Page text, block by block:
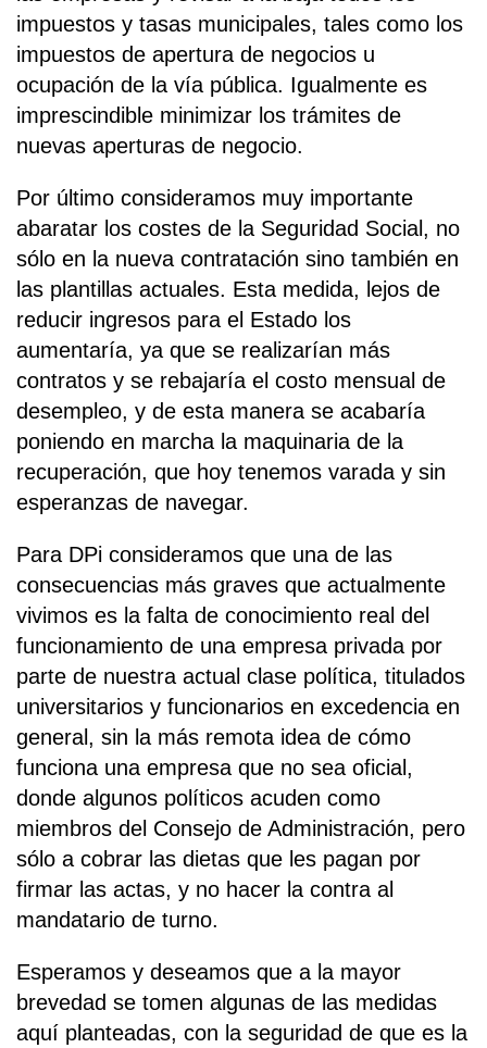
impuestos y tasas municipales, tales como los
impuestos de apertura de negocios u
ocupación de la vía pública. Igualmente es
imprescindible minimizar los trámites de
nuevas aperturas de negocio.
Por último consideramos muy importante
abaratar los costes de la Seguridad Social, no
sólo en la nueva contratación sino también en
las plantillas actuales. Esta medida, lejos de
reducir ingresos para el Estado los
aumentaría, ya que se realizarían más
contratos y se rebajaría el costo mensual de
desempleo, y de esta manera se acabaría
poniendo en marcha la maquinaria de la
recuperación, que hoy tenemos varada y sin
esperanzas de navegar.
Para DPi consideramos que una de las
consecuencias más graves que actualmente
vivimos es la falta de conocimiento real del
funcionamiento de una empresa privada por
parte de nuestra actual clase política, titulados
universitarios y funcionarios en excedencia en
general, sin la más remota idea de cómo
funciona una empresa que no sea oficial,
donde algunos políticos acuden como
miembros del Consejo de Administración, pero
sólo a cobrar las dietas que les pagan por
firmar las actas, y no hacer la contra al
mandatario de turno.
Esperamos y deseamos que a la mayor
brevedad se tomen algunas de las medidas
aquí planteadas, con la seguridad de que es la